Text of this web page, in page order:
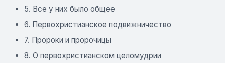
5. Все у них было общее
6. Первохристианское подвижничество
7. Пророки и пророчицы
8. О первохристианском целомудрии